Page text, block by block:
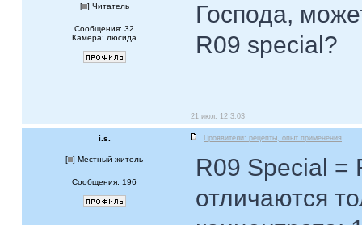
[ ] Читатель
Сообщения: 32
Камера: люсида
Господа,
R09 special?
21 июл, 12 3:03
i.s. Проявители: рецепты, опыт применения
[ ] Местный житель
Сообщения: 196
R09 Special =
отличаются